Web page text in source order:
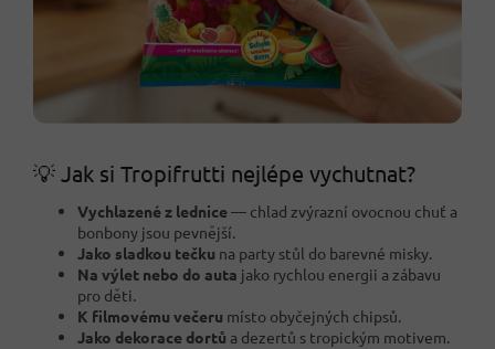
💡 Jak si Tropifrutti nejlépe vychutnat?
Vychlazené z lednice— chlad zvýrazní ovocnou chuť a
bonbony jsou pevnější.
Jako sladkou tečku na party stůl do barevné misky.
Na výlet nebo do auta jako rychlou energii a zábavu
pro děti.
K filmovému večeru místo obyčejných chipsů.
Jako dekorace dortů a dezertů s tropickým motivem.